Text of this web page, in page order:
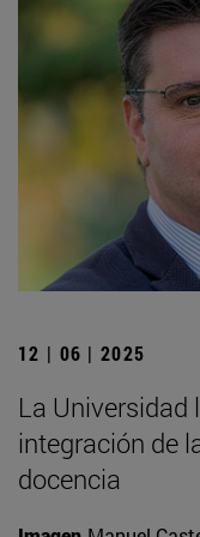
12 | 06 | 2025
La Universidad
integración de
docencia